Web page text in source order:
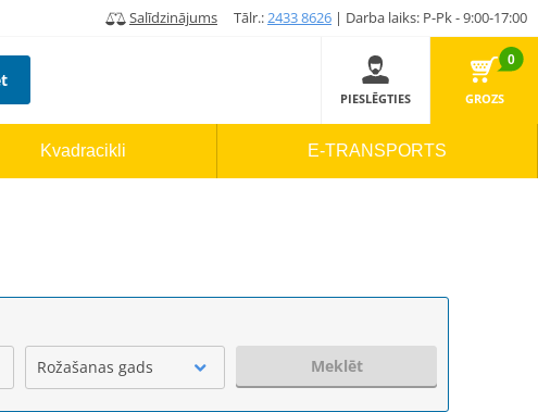
Salīdzinājums Tālr.:2433 8626 | Darba laiks: P-Pk - 9:00-17:00
PIESLĒGTIES
0
GROZS
Kvadracikli E-TRANSPORTS
Rožašanas gads Meklēt